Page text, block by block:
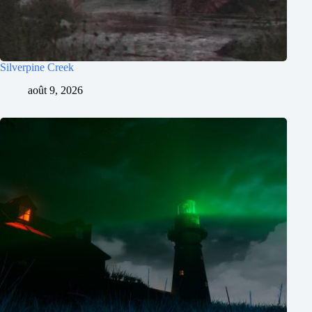
Silverpine Creek
août 9, 2026